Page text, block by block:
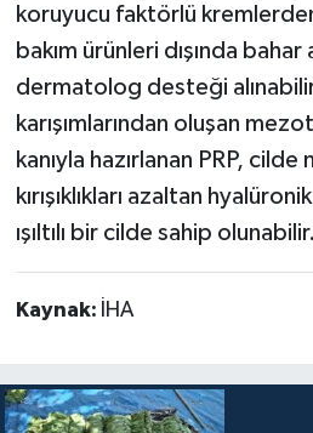
koruyucu faktörlü
bakım ürünleri dışında bahar
dermatolog desteği
karışımlarından oluşan
kanıyla hazırlanan PRP,
kırışıklıkları azaltan
ışıltılı bir cilde sahip
Kaynak: İHA